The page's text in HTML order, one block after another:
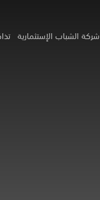
شركة الشباب الإستثمارية